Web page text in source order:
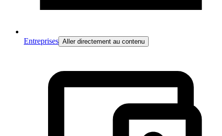
Entreprises Aller directement au contenu